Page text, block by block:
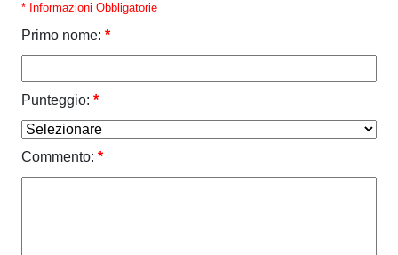
* Informazioni Obbligatorie
Primo nome: *
Punteggio: *
Commento: *